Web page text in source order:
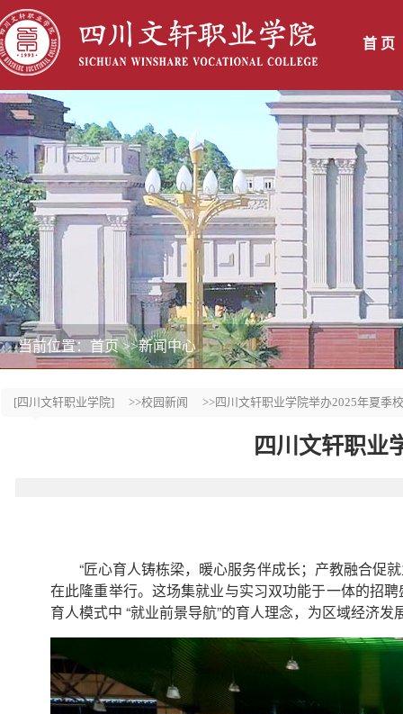
[四川文轩职业学院] >>校园新闻 >>四川文轩职业学院举办2025年夏季
四川文轩职业
“匠心育人铸栋梁，暖心服务伴成长；产教融合促
在此隆重举行。这场集就业与实习双功能于一体的招
育人模式中 “就业前景导航”的育人理念，为区域经济
当前位置：首页>>新闻中心
首 页